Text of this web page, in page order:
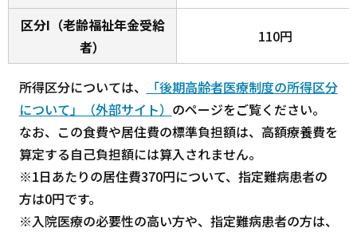
区分I（老齢福祉年金受給
者）
110円
所得区分については、
「後期高齢者医療制度の所得区分
について」（外部サイト） のページをご覧ください。
なお、この食費や居住費の標準負担額は、高額療養費を
算定する自己負担額には算入されません。
※1日あたりの居住費370円について、指定難病患者の
方は0円です。
※入院医療の必要性の高い方や、指定難病患者の方は、